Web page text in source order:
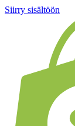
Siirry sisältöön